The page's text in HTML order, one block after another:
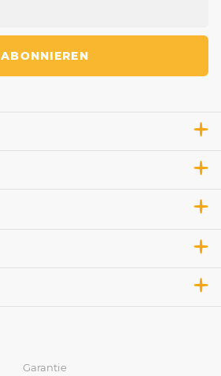
ABONNIEREN
Garantie